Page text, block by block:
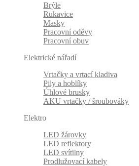
Brýle
Rukavice
Masky
Pracovní oděvy
Pracovní obuv
Elektrické nářadí
Vrtačky a vrtací kladiva
Pily a hoblíky
Úhlové brusky
AKU vrtačky / šroubováky
Elektro
LED žárovky
LED reflektory
LED svítilny
Prodlužovací kabely